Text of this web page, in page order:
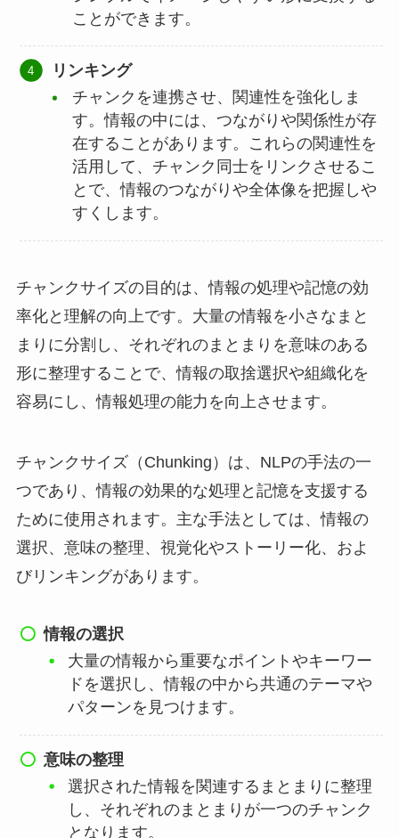
ことができます。
リンキング
チャンクを連携させ、関連性を強化しま
す。情報の中には、つながりや関係性が存
在することがあります。これらの関連性を
活用して、チャンク同士をリンクさせるこ
とで、情報のつながりや全体像を把握しや
すくします。
チャンクサイズの目的は、情報の処理や記憶の効
率化と理解の向上です。大量の情報を小さなまと
まりに分割し、それぞれのまとまりを意味のある
形に整理することで、情報の取捨選択や組織化を
容易にし、情報処理の能力を向上させます。
チャンクサイズ（Chunking）は、NLPの手法の一
つであり、情報の効果的な処理と記憶を支援する
ために使用されます。主な手法としては、情報の
選択、意味の整理、視覚化やストーリー化、およ
びリンキングがあります。
情報の選択
大量の情報から重要なポイントやキーワー
ドを選択し、情報の中から共通のテーマや
パターンを見つけます。
意味の整理
選択された情報を関連するまとまりに整理
し、それぞれのまとまりが一つのチャンク
となります。